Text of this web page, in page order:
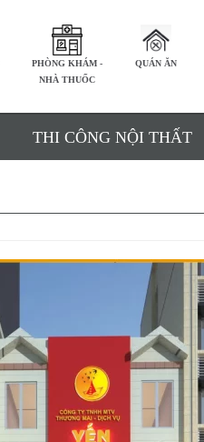
PHÒNG KHÁM -
NHÀ THUỐC
QUÁN ĂN
THI CÔNG NỘI THẤT